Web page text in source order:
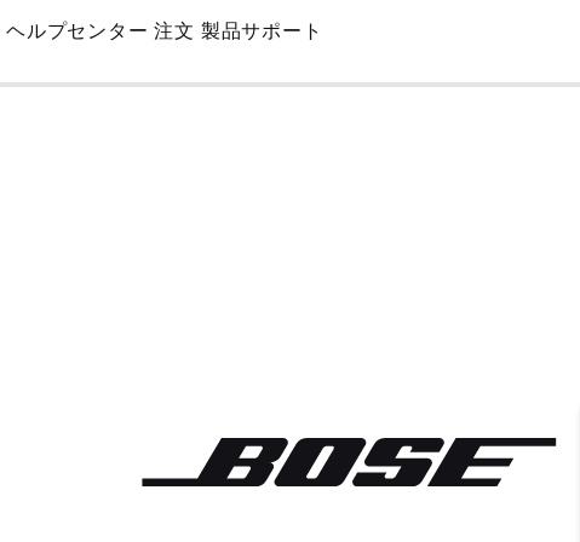
Skip
Main
ヘルプセンター 注文 製品サポート